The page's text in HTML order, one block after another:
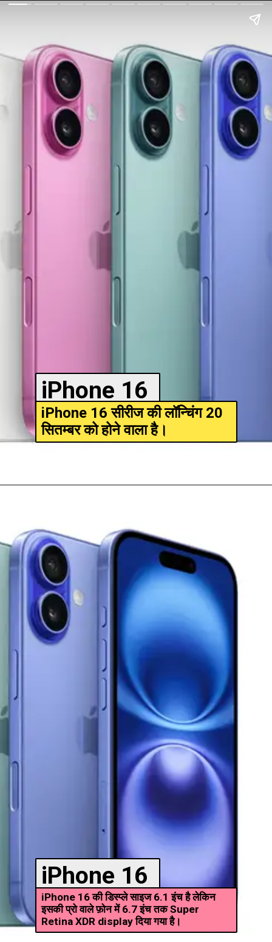
iPhone 16
iPhone 16 सीरीज की लॉन्चिंग 20
सितम्बर को होने वाला है।
iPhone 16
iPhone 16 की डिस्प्ले साइज 6.1 इंच है लेकिन
इसकी प्रो वाले फ़ोन में 6.7 इंच तक Super
Retina XDR display दिया गया है।